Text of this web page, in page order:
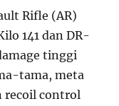
Rifle (AR)
141 dan DR-
tinggi
tama, meta
recoil control